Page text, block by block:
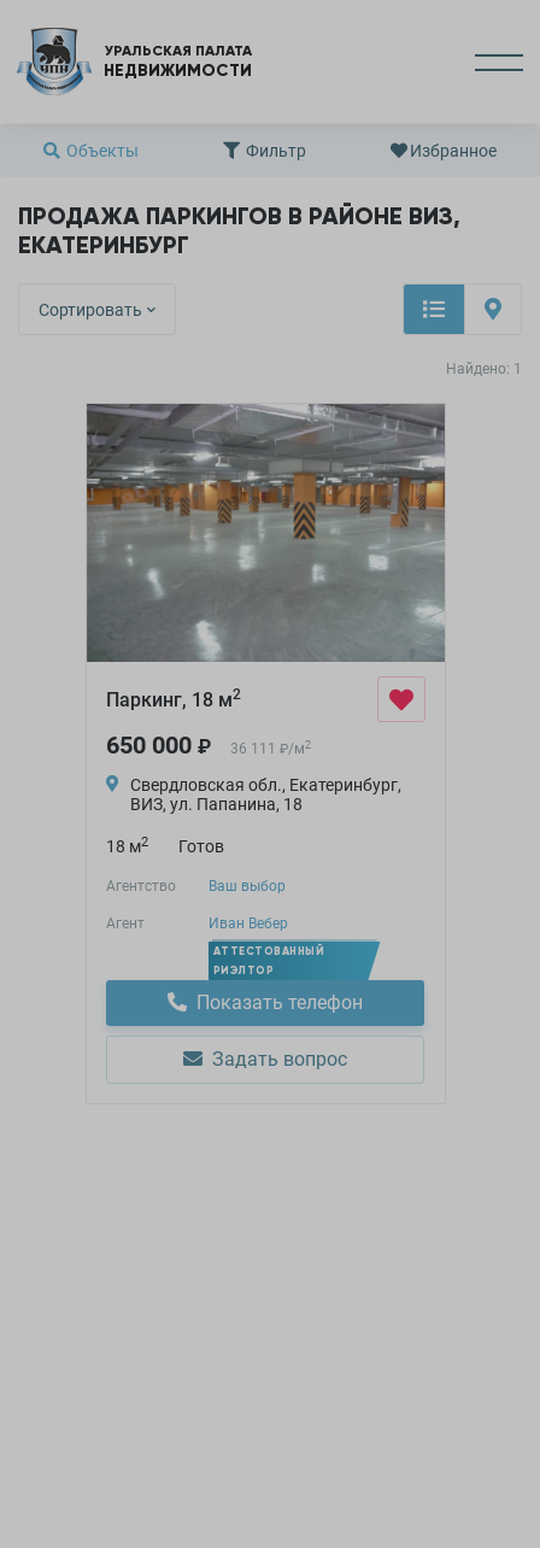
УРАЛЬСКАЯ ПАЛАТА
НЕДВИЖИМОСТИ
Объекты Фильтр Избранное
ПРОДАЖА ПАРКИНГОВ В РАЙОНЕ ВИЗ,
ЕКАТЕРИНБУРГ
Сортировать
Найдено: 1
Паркинг, 18 м2
650 000 ₽ 36 111 ₽/м2
Свердловская обл., Екатеринбург,
ВИЗ, ул. Папанина, 18
18 м2 Готов
Агентство Ваш выбор
Агент Иван Вебер
АТТЕСТОВАННЫЙ
РИЭЛТОР
Показать телефон
Задать вопрос